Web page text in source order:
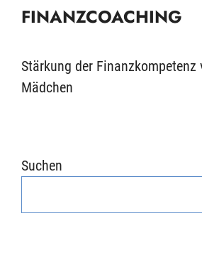
FINANZCOACHING
Stärkung der Finanzkompetenz
Mädchen
Suchen